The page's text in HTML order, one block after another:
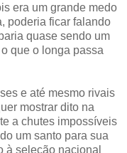
era um grande medo
poderia ficar falando
quase sendo um
que o longa passa
e até mesmo rivais
mostrar dito na
a chutes impossíveis
um santo para sua
à seleção nacional